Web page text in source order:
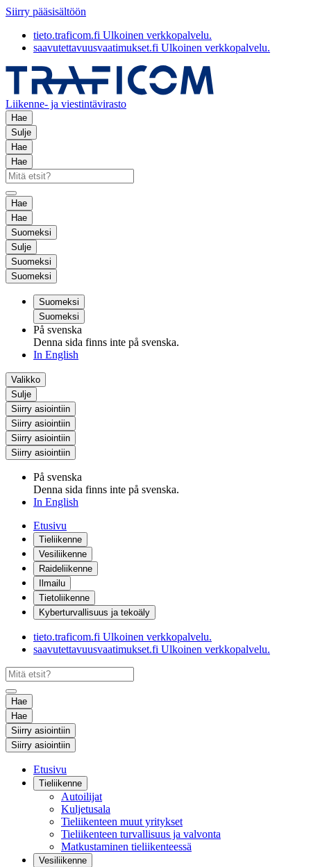
Siirry pääsisältöön
tieto.traficom.fi Ulkoinen verkkopalvelu.
saavutettavuusvaatimukset.fi Ulkoinen verkkopalvelu.
Liikenne- ja viestintävirasto
Hae
Sulje
Hae
Hae
Hae
Hae
Suomeksi
Sulje
Suomeksi
Suomeksi
Suomeksi
Suomeksi
På svenska
Denna sida finns inte på svenska.
In English
Valikko
Sulje
Siirry asiointiin
Siirry asiointiin
Siirry asiointiin
Siirry asiointiin
På svenska
Denna sida finns inte på svenska.
In English
Etusivu
Tieliikenne
Vesiliikenne
Raideliikenne
Ilmailu
Tietoliikenne
Kyberturvallisuus ja tekoäly
tieto.traficom.fi Ulkoinen verkkopalvelu.
saavutettavuusvaatimukset.fi Ulkoinen verkkopalvelu.
Hae
Hae
Siirry asiointiin
Siirry asiointiin
Etusivu
Tieliikenne
Autoilijat
Kuljetusala
Tieliikenteen muut yritykset
Tieliikenteen turvallisuus ja valvonta
Matkustaminen tieliikenteessä
Vesiliikenne